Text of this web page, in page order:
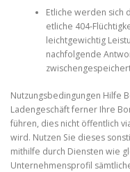
TREATMENTS
ULTRASOUND
Etliche werden sich
etliche 404-
leichtgewichtig
nachfolgende
Nutzungsbedingungen Hilfe
Ladengeschäft ferner Ihre
führen, dies nicht öffentlich
wird. Nutzen Sie dieses
mithilfe durch Diensten wie
Unternehmensprofil